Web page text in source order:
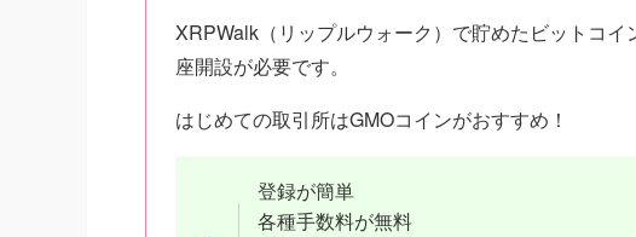
XRPWalk（リップルウォーク）で貯めたビットコ
座開設が必要です。
はじめての取引所はGMOコインがおすすめ！
登録が簡単
各種手数料が無料